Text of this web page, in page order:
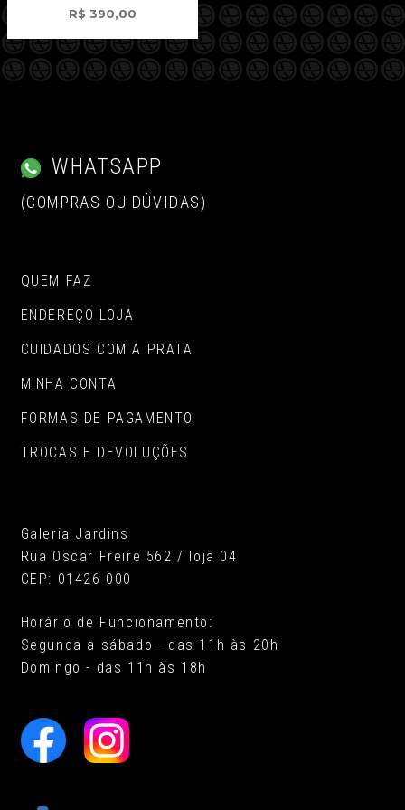
R$ 390,00
WHATSAPP
(COMPRAS OU DÚVIDAS)
QUEM FAZ
ENDEREÇO LOJA
CUIDADOS COM A PRATA
MINHA CONTA
FORMAS DE PAGAMENTO
TROCAS E DEVOLUÇÕES
Galeria Jardins
Rua Oscar Freire 562 / loja 04
CEP: 01426-000
Horário de Funcionamento:
Segunda a sábado - das 11h às 20h
Domingo - das 11h às 18h